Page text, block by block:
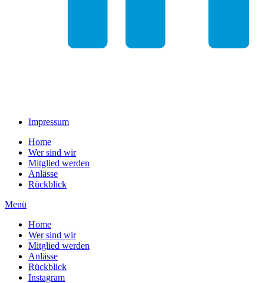
Impressum
Home
Wer sind wir
Mitglied werden
Anlässe
Rückblick
Menü
Home
Wer sind wir
Mitglied werden
Anlässe
Rückblick
Instagram